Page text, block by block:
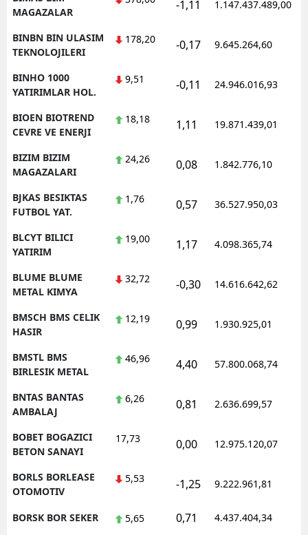
MAGAZALAR
-1,11 1.147.437.489,00
BINBN BIN ULASIM
TEKNOLOJILERI
178,20 -0,17 9.645.264,60
BINHO 1000
YATIRIMLAR HOL.
9,51 -0,11 24.946.016,93
BIOEN BIOTREND
CEVRE VE ENERJI
18,18 1,11 19.871.439,01
BIZIM BIZIM
MAGAZALARI
24,26 0,08 1.842.776,10
BJKAS BESIKTAS
FUTBOL YAT.
1,76 0,57 36.527.950,03
BLCYT BILICI
YATIRIM
19,00 1,17 4.098.365,74
BLUME BLUME
METAL KIMYA
32,72 -0,30 14.616.642,62
BMSCH BMS CELIK
HASIR
12,19 0,99 1.930.925,01
BMSTL BMS
BIRLESIK METAL
46,96 4,40 57.800.068,74
BNTAS BANTAS
AMBALAJ
6,26 0,81 2.636.699,57
BOBET BOGAZICI
BETON SANAYI
17,73 0,00 12.975.120,07
BORLS BORLEASE
OTOMOTIV
5,53 -1,25 9.222.961,81
BORSK BOR SEKER 5,65 0,71 4.437.404,34